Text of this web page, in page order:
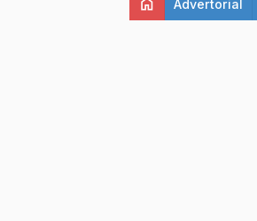
Advertorial